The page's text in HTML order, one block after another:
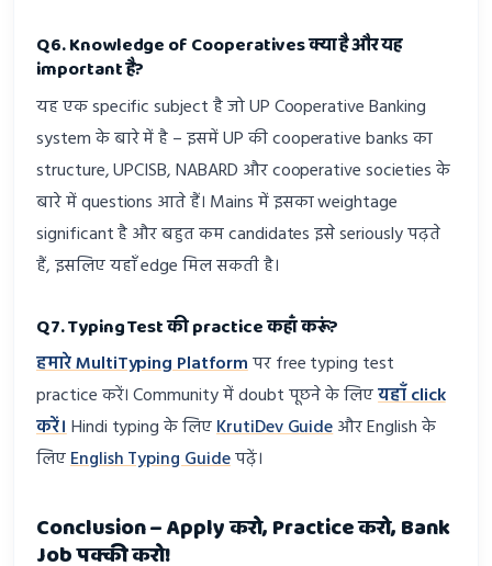
Q6. Knowledge of Cooperatives क्या है और यह
important है?
यह एक specific subject है जो UP Cooperative Banking
system के बारे में है – इसमें UP की cooperative banks का
structure, UPCISB, NABARD और cooperative societies के
बारे में questions आते हैं। Mains में इसका weightage
significant है और बहुत कम candidates इसे seriously पढ़ते
हैं, इसलिए यहाँ edge मिल सकती है।
Q7. Typing Test की practice कहाँ करूं?
हमारे MultiTyping Platformपर free typing test
practice करें। Community में doubt पूछने के लिएयहाँ click
करें।Hindi typing के लिएKrutiDev Guideऔर English के
लिएEnglish Typing Guideपढ़ें।
Conclusion – Apply करो, Practice करो, Bank
Job पक्की करो!